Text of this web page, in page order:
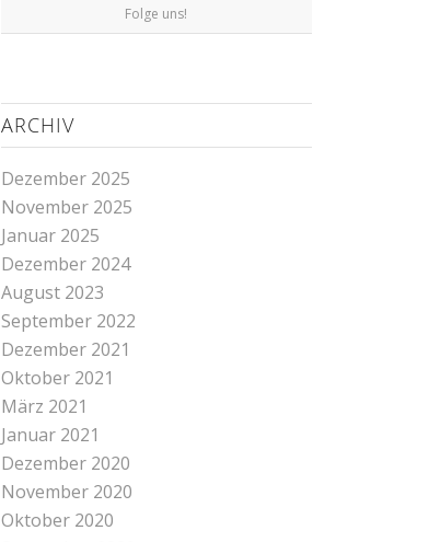
Folge uns!
ARCHIV
Dezember 2025
November 2025
Januar 2025
Dezember 2024
August 2023
September 2022
Dezember 2021
Oktober 2021
März 2021
Januar 2021
Dezember 2020
November 2020
Oktober 2020